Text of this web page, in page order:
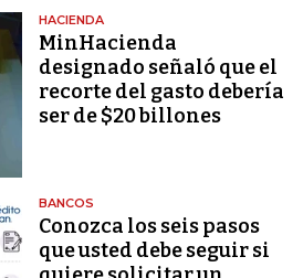
HACIENDA
MinHacienda
designado señaló que el
recorte del gasto debería
ser de $20 billones
BANCOS
Conozca los seis pasos
que usted debe seguir si